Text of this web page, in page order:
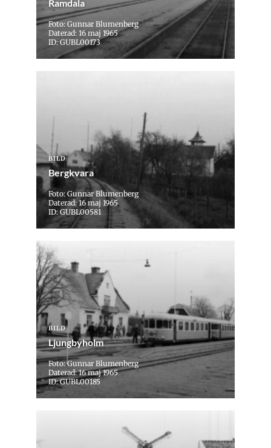
Ramdala
Foto: Gunnar Blumenberg
Daterad: 16 maj 1965
ID: GUBL00173
BILD
Bergkvara
Foto: Gunnar Blumenberg
Daterad: 16 maj 1965
ID: GUBL00581
BILD
Ljungbyholm
Foto: Gunnar Blumenberg
Daterad: 16 maj 1965
ID: GUBL00185